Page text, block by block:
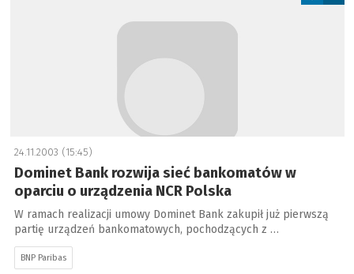
24.11.2003 (15:45)
Dominet Bank rozwija sieć bankomatów w
oparciu o urządzenia NCR Polska
W ramach realizacji umowy Dominet Bank zakupił już pierwszą
partię urządzeń bankomatowych, pochodzących z …
BNP Paribas